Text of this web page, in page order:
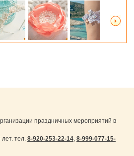
праздничных мероприятий в
тел. 8-920-253-22-14, 8-999-077-15-